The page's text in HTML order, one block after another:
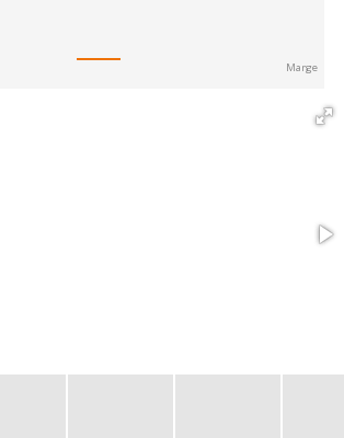
Marge